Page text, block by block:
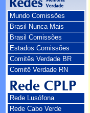
Mundo Comissões
Brasil Nunca Mais
Brasil Comissões
Estados Comissões
Comitês Verdade BR
Comitê Verdade RN
Rede Lusófona
Rede Cabo Verde